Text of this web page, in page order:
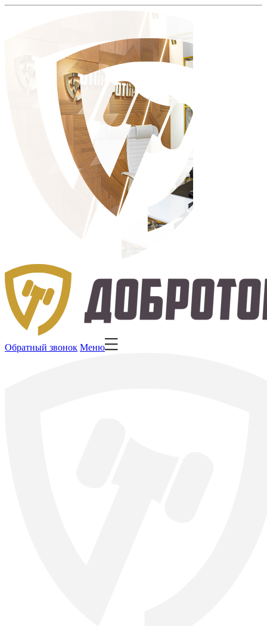
Обратный звонок Меню